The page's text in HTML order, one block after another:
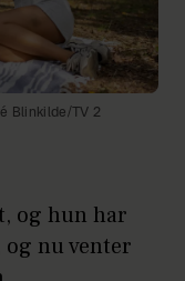
Blinkilde/TV 2
og hun har
nu venter